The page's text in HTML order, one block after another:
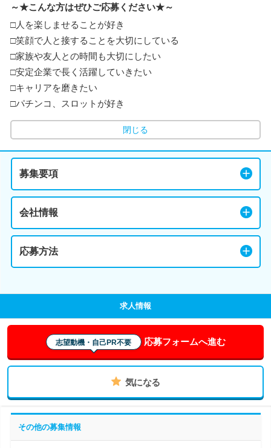
～★こんな方はぜひご応募ください★～
□人を楽しませることが好き
□笑顔で人と接することを大切にしている
□家族や友人との時間も大切にしたい
□安定企業で長く活躍していきたい
□キャリアを磨きたい
□パチンコ、スロットが好き
閉じる
募集要項
会社情報
応募方法
求人情報
志望動機・自己PR不要 応募フォームへ進む
気になる
その他の募集情報